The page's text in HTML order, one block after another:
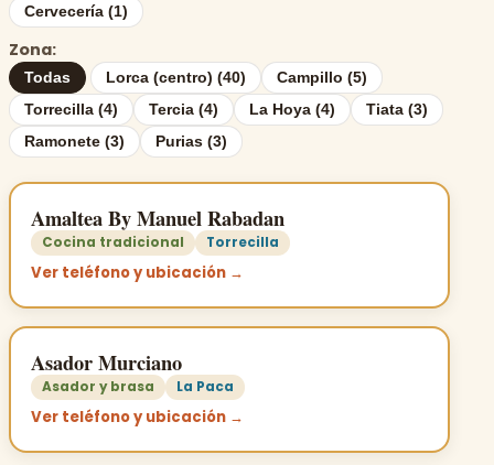
Cervecería (1)
Zona:
Todas Lorca (centro) (40)
Campillo (5)
Torrecilla (4)
Tercia (4) La Hoya (4)
Tiata (3)
Ramonete (3)
Purias (3)
Amaltea By Manuel Rabadan
Cocina tradicional Torrecilla
Ver teléfono y ubicación →
Asador Murciano
Asador y brasa La Paca
Ver teléfono y ubicación →